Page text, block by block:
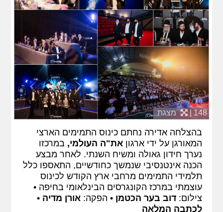
148 | מצגת
בהצלחה אדירה נחתם כינוס התמימים הארצי
המאורגן על ידי ארגון את"ה העולמי, במרכזו
נערך חידון גאולה ומשיח השנתי. לאחר מבצע
הכנה אינטנסיבי שנמשך כחודשיים, התאספו כלל
תלמידי התמימים מרחבי ארץ הקודש לכינוס
עוצמתי במרכז הקונגרסים הבינלאומי בחיפה •
צילום: דוב בער הכטמן • הפקה:אורן מדיה •
לכתבה המלאה